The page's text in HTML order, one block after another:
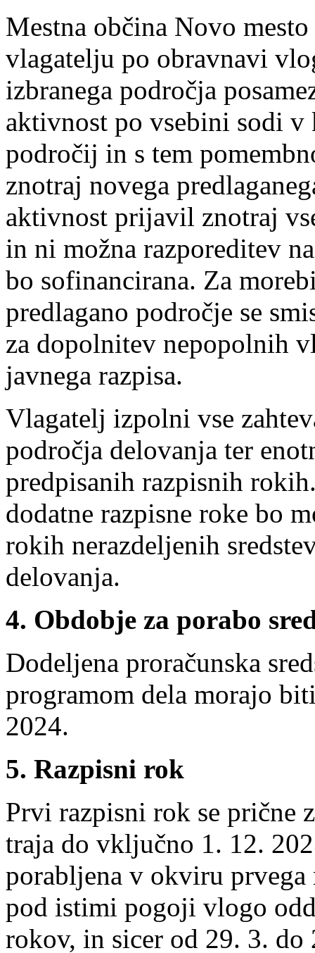
Mestna občina Novo
vlagatelju po obravnavi
izbranega področja
aktivnost po vsebini sodi v
področij in s tem
znotraj novega
aktivnost prijavil znotraj
in ni možna razporeditev
bo sofinancirana. Za
predlagano področje se
za dopolnitev nepopolnih
javnega razpisa.
Vlagatelj izpolni vse
področja delovanja ter
predpisanih razpisnih
dodatne razpisne roke bo
rokih nerazdeljenih
delovanja.
4. Obdobje za porabo
Dodeljena proračunska
programom dela morajo
2024.
5. Razpisni rok
Prvi razpisni rok se prične
traja do vključno 1. 12.
porabljena v okviru
pod istimi pogoji vlogo
rokov, in sicer od 29. 3.